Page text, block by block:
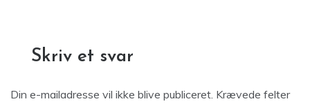
Skriv et svar
Din e-mailadresse vil ikke blive publiceret. Krævede felter